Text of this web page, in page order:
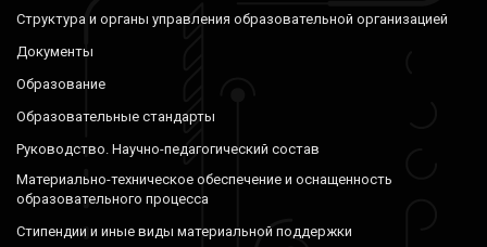
Структура и органы управления образовательной организацией
Документы
Образование
Образовательные стандарты
Руководство. Научно-педагогический состав
Материально-техническое обеспечение и оснащенность
образовательного процесса
Стипендии и иные виды материальной поддержки